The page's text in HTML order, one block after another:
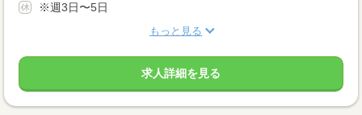
※週3日〜5日
もっと見る
求人詳細を見る